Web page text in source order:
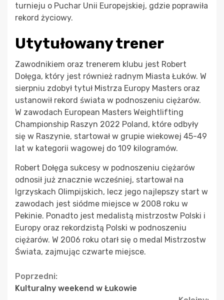
turnieju o Puchar Unii Europejskiej, gdzie poprawiła
rekord życiowy.
Utytułowany trener
Zawodnikiem oraz trenerem klubu jest Robert
Dołęga, który jest również radnym Miasta Łuków. W
sierpniu zdobył tytuł Mistrza Europy Masters oraz
ustanowił rekord świata w podnoszeniu ciężarów.
W zawodach European Masters Weightlifting
Championship Raszyn 2022 Poland, które odbyły
się w Raszynie, startował w grupie wiekowej 45-49
lat w kategorii wagowej do 109 kilogramów.
Robert Dołęga sukcesy w podnoszeniu ciężarów
odnosił już znacznie wcześniej, startował na
Igrzyskach Olimpijskich, lecz jego najlepszy start w
zawodach jest siódme miejsce w 2008 roku w
Pekinie. Ponadto jest medalistą mistrzostw Polski i
Europy oraz rekordzistą Polski w podnoszeniu
ciężarów. W 2006 roku otarł się o medal Mistrzostw
Świata, zajmując czwarte miejsce.
Continue
Poprzedni:
Kulturalny weekend w Łukowie